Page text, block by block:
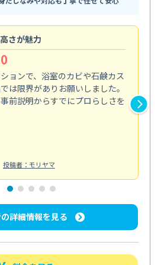
さが魅力
ョンで、浴室のカビや石鹸カス
は限界がありお願いしました。
前説明からすでにプロらしさを
投稿者：モリヤマ
詳細情報を見る